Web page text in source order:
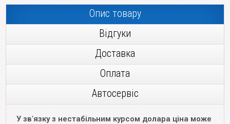
Опис товару
Відгуки
Доставка
Оплата
Автосервіс
У зв'язку з нестабільним курсом долара ціна може